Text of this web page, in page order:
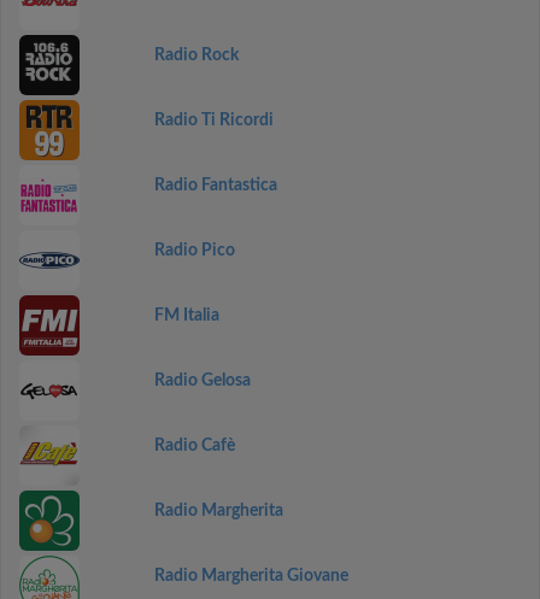
Radio Rock
Radio Ti Ricordi
Radio Fantastica
Radio Pico
FM Italia
Radio Gelosa
Radio Cafè
Radio Margherita
Radio Margherita Giovane